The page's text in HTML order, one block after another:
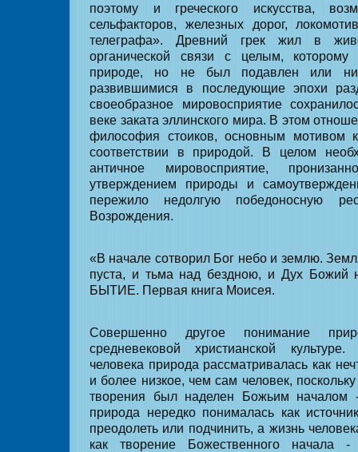
поэтому и греческого искусства,
сельфакторов, железных дорог,
телеграфа». Древний грек жил в
органической связи с целым,
природе, но не был подавлен или
развившимися в последующие эпохи
своеобразное мировосприятие
веке заката эллинского мира. В этом
философия стоиков, основным мотивом
соответствии в природой. В целом
античное мировосприятие,
утверждением природы и
пережило недолгую победоносную
Возрождения.
«В начале сотворил Бог небо и землю.
пуста, и тьма над бездною, и Дух Божий
БЫТИЕ. Первая книга Моисея.
Совершенно другое понимание
средневековой христианской
человека природа рассматривалась как
и более низкое, чем сам человек,
творения был наделен Божьим началом
природа нередко понималась как
преодолеть или подчинить, а жизнь
как творение Божественного начала